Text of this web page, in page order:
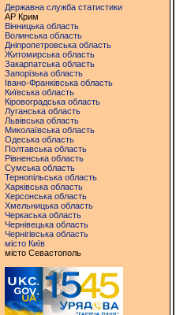
Державна служба статистики
АР Крим
Вінницька область
Волинська область
Дніпропетровська область
Житомирська область
Закарпатська область
Запорізька область
Івано-Франківська область
Київська область
Кіровоградська область
Луганська область
Львівська область
Миколаївська область
Одеська область
Полтавська область
Рівненська область
Сумська область
Тернопільська область
Харківська область
Херсонська область
Хмельницька область
Черкаська область
Чернівецька область
Чернігівська область
місто Київ
місто Севастополь